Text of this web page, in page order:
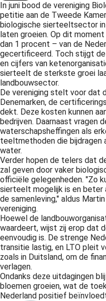
In juni bood de vereniging
petitie aan de Tweede
biologische sierteeltsector
laten groeien. Op dit
dan 1 procent – van de
gecertificeerd. Toch stijgt de
en cijfers van
sierteelt de sterkste groei
landbouwsector.
De vereniging stelt voor dat
Denemarken, de
dekt. Deze kosten kunnen
bedrijven. Daarnaast vragen
waterschapsheffingen als
teeltmethoden die bijdragen
water.
Verder hopen de telers dat
zal geven door vaker
officiële gelegenheden. "Zo
sierteelt mogelijk is en beter
de samenleving," aldus
vereniging.
Hoewel de
waardeert, wijst zij erop dat
eenvoudig is. De strenge
transitie lastig, en LTO pleit
zoals in Duitsland, om de
verlagen.
Ondanks deze uitdagingen
bloemen groeien, wat de
Nederland positief